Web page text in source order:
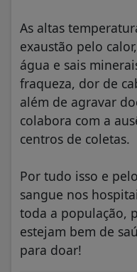
As altas
exaustão pelo
água e sais
fraqueza, dor de
além de agravar
colabora com a
centros de coletas.
Por tudo isso e
sangue nos
toda a população,
estejam bem de
para doar!